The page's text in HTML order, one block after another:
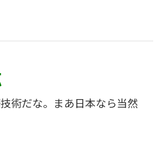
術だな。まあ日本なら当然